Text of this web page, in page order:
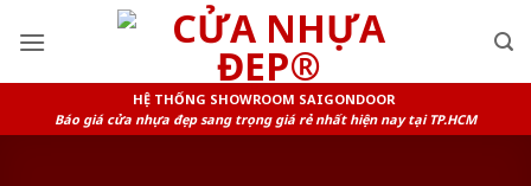
HỆ THỐNG SHOWROOM SAIGONDOOR
Báo giá cửa nhựa đẹp sang trọng giá rẻ nhất hiện nay tại TP.HCM